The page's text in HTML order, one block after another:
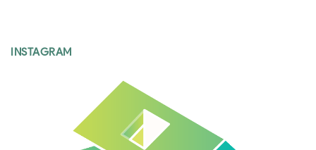
INSTAGRAM